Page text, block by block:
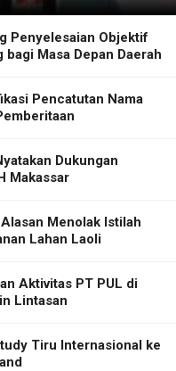
Penyelesaian Objektif
Masa Depan Daerah
Pencatutan Nama
Dukungan
Makassar
Menolak Istilah
Lahan Laoli
Aktivitas PT PUL di
Lintasan
Tiru Internasional ke